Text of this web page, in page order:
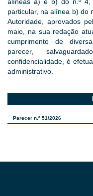
particular, na alínea b) do
Autoridade, aprovados
maio, na sua redação
cumprimento de
parecer,
confidencialidade, é
administrativo.
Parecer n.º 51/2026